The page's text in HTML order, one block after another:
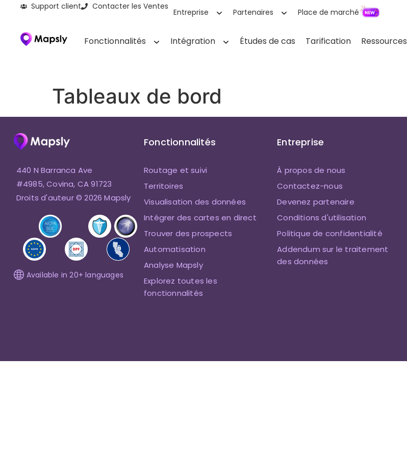
Support client Contacter les Ventes
Entreprise Partenaires Place de marché
Fonctionnalités Intégration Études de cas Tarification Ressources
Tableaux de bord
440 N Barranca Ave
#4985, Covina, CA 91723
Droits d'auteur © 2026 Mapsly
Available in 20+ languages
Fonctionnalités
Routage et suivi
Territoires
Visualisation des données
Intégrer des cartes en direct
Trouver des prospects
Automatisation
Analyse Mapsly
Explorez toutes les
fonctionnalités
Entreprise
À propos de nous
Contactez-nous
Devenez partenaire
Conditions d'utilisation
Politique de confidentialité
Addendum sur le traitement
des données